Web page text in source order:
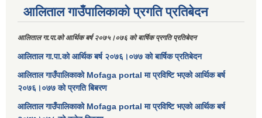
आलिताल गाउँपालिकाको प्रगति प्रतिबेदन
आलिताल गा.पा.को आर्थिक बर्ष २०७५।०७६ को बार्षिक प्रगति प्रतिबेदन
आलिताल गा.पा.को आर्थिक बर्ष २०७६।०७७ को बार्षिक प्रतिबेदन
आलिताल गाउँपालिकाको Mofaga portal मा प्रविष्टि भएको आर्थिक बर्ष
२०७६।०७७ को प्रगति बिबरण
आलिताल गाउँपालिकाको Mofaga portal मा प्रविष्टि भएको आर्थिक बर्ष